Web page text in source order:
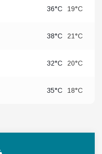
36°C 19°C
38°C 21°C
32°C 20°C
35°C 18°C